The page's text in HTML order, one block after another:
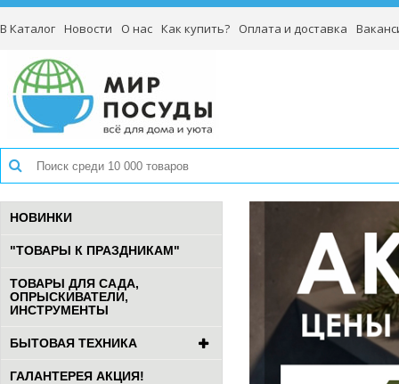
В Каталог Новости О нас Как купить? Оплата и доставка
НОВИНКИ
"ТОВАРЫ К ПРАЗДНИКАМ"
ТОВАРЫ ДЛЯ САДА,
ОПРЫСКИВАТЕЛИ,
ИНСТРУМЕНТЫ
БЫТОВАЯ ТЕХНИКА
ГАЛАНТЕРЕЯ АКЦИЯ!